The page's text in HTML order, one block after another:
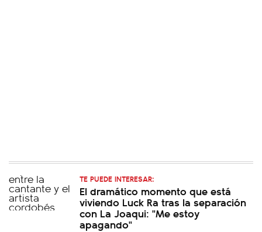
TE PUEDE INTERESAR:
El dramático momento que está
viviendo Luck Ra tras la separación
con La Joaqui: "Me estoy
apagando"